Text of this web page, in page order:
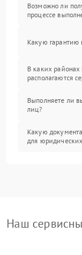
Возможно ли
процессе
Какую гарантию
В каких районах
располагаются
Выполняете ли
лиц?
Какую
для
Наш